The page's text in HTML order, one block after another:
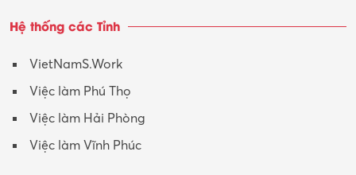
Hệ thống các Tỉnh
VietNamS.Work
Việc làm Phú Thọ
Việc làm Hải Phòng
Việc làm Vĩnh Phúc